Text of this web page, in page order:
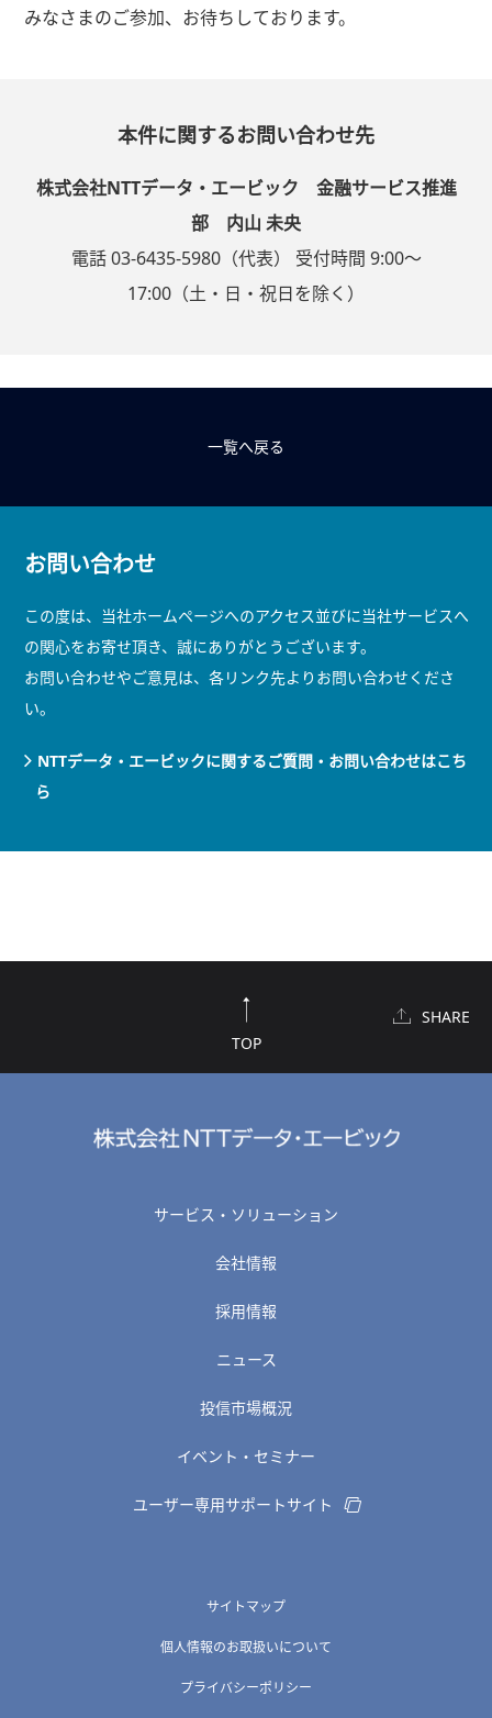
みなさまのご参加、お待ちしております。
本件に関するお問い合わせ先
株式会社NTTデータ・エービック 金融サービス推進
部 内山 未央
電話 03-6435-5980（代表） 受付時間 9:00～
17:00（土・日・祝日を除く）
一覧へ戻る
お問い合わせ
この度は、当社ホームページへのアクセス並びに当社サービスへ
の関心をお寄せ頂き、誠にありがとうございます。
お問い合わせやご意見は、各リンク先よりお問い合わせくださ
い。
NTTデータ・エービックに関するご質問・お問い合わせはこち
ら
TOP
SHARE
サービス・ソリューション
会社情報
採用情報
ニュース
投信市場概況
イベント・セミナー
ユーザー専用サポートサイト
サイトマップ
個人情報のお取扱いについて
プライバシーポリシー